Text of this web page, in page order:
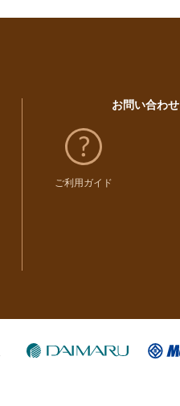
お問い合わせ
ご利用ガイド